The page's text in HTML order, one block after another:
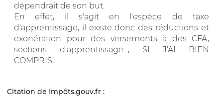
dépendrait de son but.
En effet, il s'agit en l'espèce de taxe
d'apprentissage, il existe donc des réductions et
exonération pour des versements à des CFA,
sections d'apprentissage..., SI J'AI BIEN
COMPRIS...
Citation de Impôts.gouv.fr :